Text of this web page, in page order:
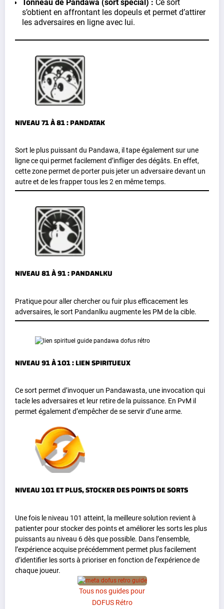
Tonneau de Pandawa (sort spécial) : Ce sort
s’obtient en affrontant les dopeuls et permet d’attirer
les adversaires en ligne avec lui.
NIVEAU 71 À 81 : PANDATAK
Sort le plus puissant du Pandawa, il tape également sur une
ligne ce qui permet facilement d’infliger des dégâts. En effet,
cette zone permet de porter puis jeter un adversaire devant un
autre et de les frapper tous les 2 en même temps.
NIVEAU 81 À 91 : PANDANLKU
Pratique pour aller chercher ou fuir plus efficacement les
adversaires, le sort Pandanlku augmente les PM de la cible.
NIVEAU 91 À 101 : LIEN SPIRITUEUX
Ce sort permet d’invoquer un Pandawasta, une invocation qui
tacle les adversaires et leur retire de la puissance. En PvM il
permet également d’empêcher de se servir d’une arme.
NIVEAU 101 ET PLUS, STOCKER DES POINTS DE SORTS
Une fois le niveau 101 atteint, la meilleure solution revient à
patienter pour stocker des points et améliorer les sorts les plus
puissants au niveau 6 dès que possible. Dans l’ensemble,
l’expérience acquise précédemment permet plus facilement
d’identifier les sorts à prioriser en fonction de l’expérience de
chaque joueur.
Tous nos guides pour
DOFUS Rétro